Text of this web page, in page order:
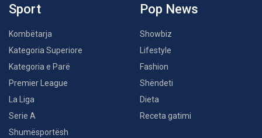
Sport
Kombëtarja
Kategoria Superiore
Kategoria e Parë
Premier League
La Liga
Serie A
Shumësportësh
Pop News
Showbiz
Lifestyle
Fashion
Shëndeti
Dieta
Receta gatimi